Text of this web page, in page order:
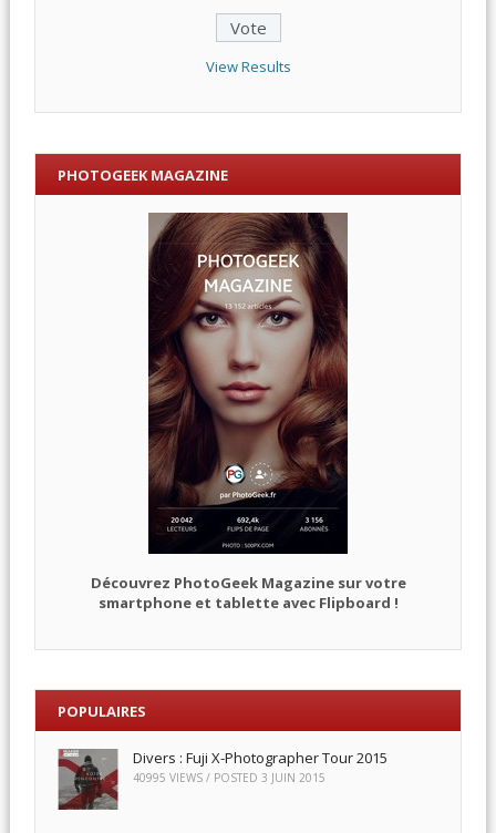
View Results
PHOTOGEEK MAGAZINE
Découvrez PhotoGeek Magazine sur votre
smartphone et tablette avec Flipboard !
POPULAIRES
Divers : Fuji X-Photographer Tour 2015
40995 VIEWS / POSTED 3 JUIN 2015